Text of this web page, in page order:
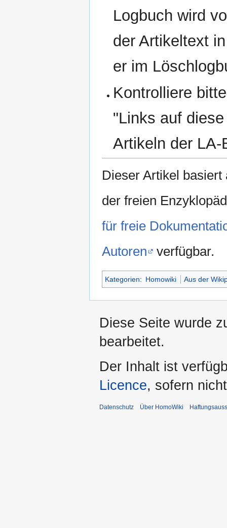
Logbuch wird
der Artikeltext
er im
Kontrolliere
"Links auf
Artikeln der
Dieser Artikel
der freien
für freie
Autoren verfügbar.
Kategorien: Homowiki Aus der
Diese Seite wurde
bearbeitet.
Der Inhalt ist
Licence, sofern
Datenschutz Über HomoWiki